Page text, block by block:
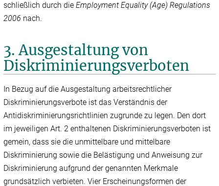
schließlich durch dieEmployment Equality (Age) Regulations
2006 nach.
3. Ausgestaltung von
Diskriminierungsverboten
In Bezug auf die Ausgestaltung arbeitsrechtlicher
Diskriminierungsverbote ist das Verständnis der
Antidiskriminierungsrichtlinien zugrunde zu legen. Den dort
im jeweiligen Art. 2 enthaltenen Diskriminierungsverboten ist
gemein, dass sie die unmittelbare und mittelbare
Diskriminierung sowie die Belästigung und Anweisung zur
Diskriminierung aufgrund der genannten Merkmale
grundsätzlich verbieten. Vier Erscheinungsformen der